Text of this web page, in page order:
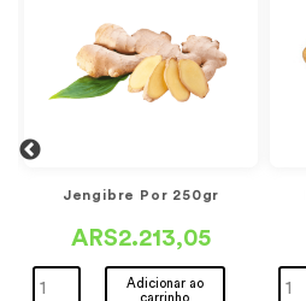
Jengibre Por 250gr
ARS2.213,05
Adicionar ao
carrinho